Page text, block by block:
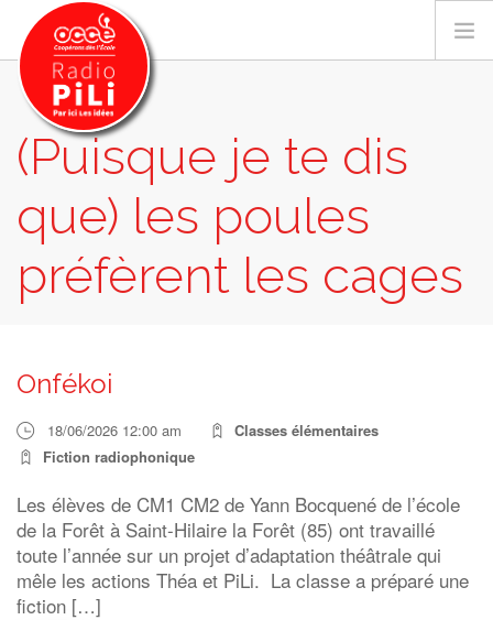
PRÉSENTATION
GRILLE DES PROGRAMMES
EMISSIONS / PODCASTS
SUR LE TERRITOIRE
RECHERCHER
(Puisque je te dis
que) les poules
préfèrent les cages
Onfékoi
18/06/2026 12:00 am
Classes élémentaires
Fiction radiophonique
Les élèves de CM1 CM2 de Yann Bocquené de l’école
de la Forêt à Saint-Hilaire la Forêt (85) ont travaillé
toute l’année sur un projet d’adaptation théâtrale qui
mêle les actions Théa et PiLi. La classe a préparé une
fiction […]